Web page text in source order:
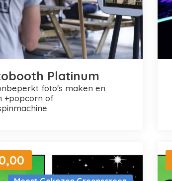
Platinum
+popcorn of